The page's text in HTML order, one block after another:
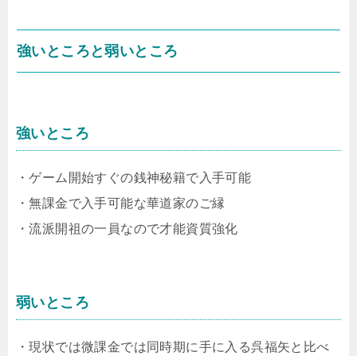
強いところと弱いところ
強いところ
・ゲーム開始すぐの銭神秘籍で入手可能
・無課金で入手可能な華道家のご縁
・流派開祖の一員なので才能資質強化
弱いところ
・現状では微課金では同時期に手に入る呉福矢と比べ